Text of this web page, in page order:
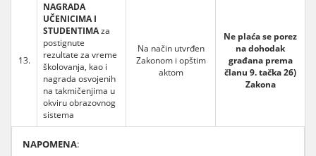
13.
NAGRADA
UČENICIMA I
STUDENTIMAza
postignute
rezultate za vreme
školovanja, kao i
nagrada osvojenih
na takmičenjima u
okviru obrazovnog
sistema
Na način utvrđen
Zakonom i opštim
aktom
Ne plaća se porez
na dohodak
građana prema
članu 9. tačka 26)
Zakona
NAPOMENA: